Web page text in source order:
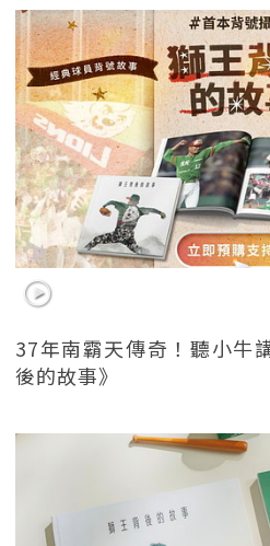
37年南霸天傳奇！聽小牛
後的故事》